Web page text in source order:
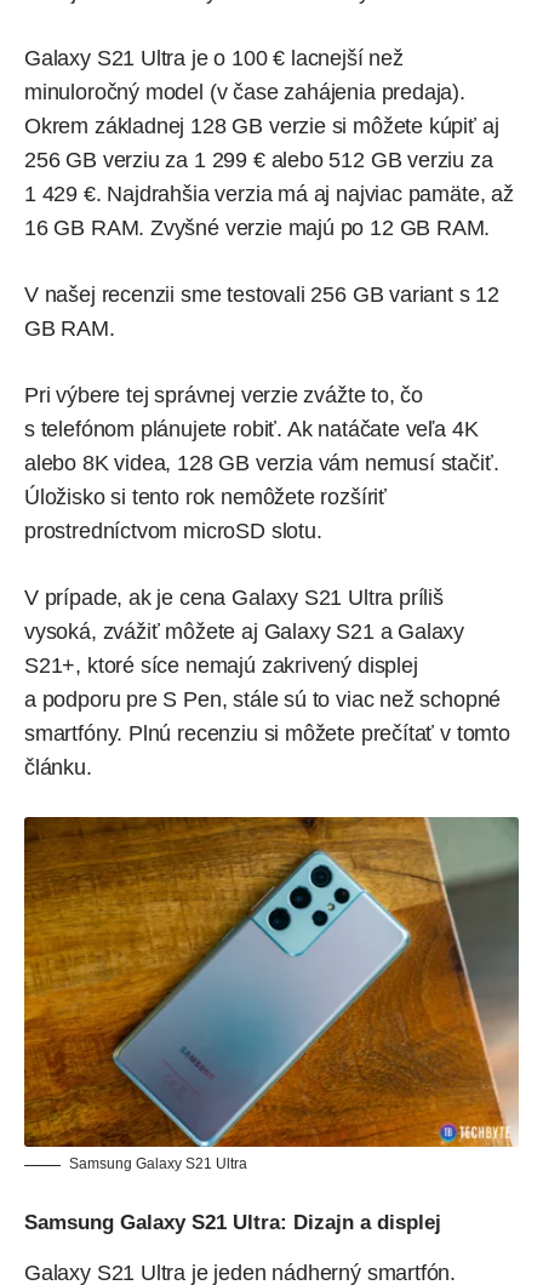
Galaxy S21 Ultra je o 100 € lacnejší než
minuloročný model (v čase zahájenia predaja).
Okrem základnej 128 GB verzie si môžete kúpiť aj
256 GB verziu za 1 299 € alebo 512 GB verziu za
1 429 €. Najdrahšia verzia má aj najviac pamäte, až
16 GB RAM. Zvyšné verzie majú po 12 GB RAM.
V našej recenzii sme testovali 256 GB variant s 12
GB RAM.
Pri výbere tej správnej verzie zvážte to, čo
s telefónom plánujete robiť. Ak natáčate veľa 4K
alebo 8K videa, 128 GB verzia vám nemusí stačiť.
Úložisko si tento rok nemôžete rozšíriť
prostredníctvom microSD slotu.
V prípade, ak je cena Galaxy S21 Ultra príliš
vysoká, zvážiť môžete aj Galaxy S21 a Galaxy
S21+, ktoré síce nemajú zakrivený displej
a podporu pre S Pen, stále sú to viac než schopné
smartfóny. Plnú recenziu si môžete prečítať v tomto
článku.
Samsung Galaxy S21 Ultra
Samsung Galaxy S21 Ultra: Dizajn a displej
Galaxy S21 Ultra je jeden nádherný smartfón.